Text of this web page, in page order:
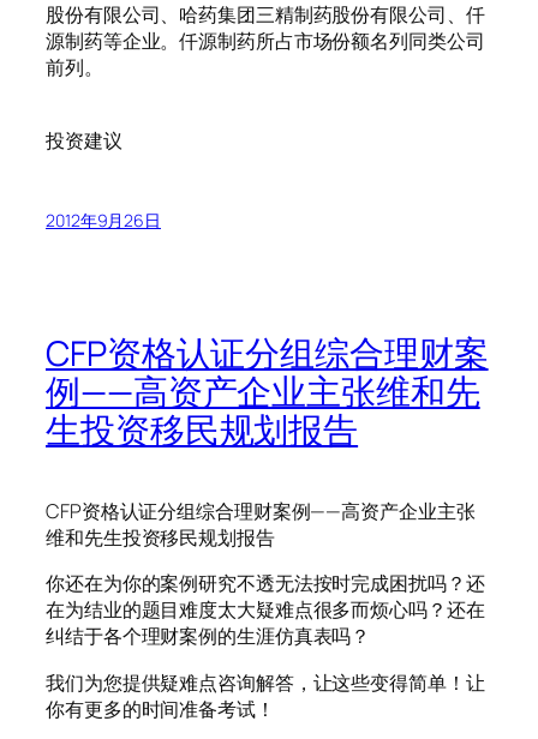
股份有限公司、哈药集团三精制药股份有限公司、仟
源制药等企业。仟源制药所占市场份额名列同类公司
前列。
投资建议
2012年9月26日
CFP资格认证分组综合理财案
例——高资产企业主张维和先
生投资移民规划报告
CFP资格认证分组综合理财案例——高资产企业主张
维和先生投资移民规划报告
你还在为你的案例研究不透无法按时完成困扰吗？还
在为结业的题目难度太大疑难点很多而烦心吗？还在
纠结于各个理财案例的生涯仿真表吗？
我们为您提供疑难点咨询解答，让这些变得简单！让
你有更多的时间准备考试！